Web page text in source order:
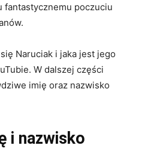
fantastycznemu poczuciu
Naruciak i jaka jest jego
W dalszej części
imię oraz nazwisko
i nazwisko